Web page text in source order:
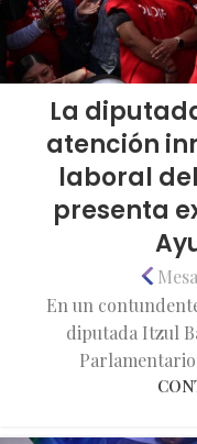
La
atención
laboral
presenta
En un
diputada Itzul